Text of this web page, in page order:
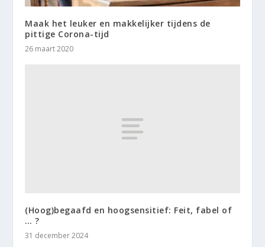
Maak het leuker en makkelijker tijdens de
pittige Corona-tijd
26 maart 2020
(Hoog)begaafd en hoogsensitief: Feit, fabel of
… ?
31 december 2024